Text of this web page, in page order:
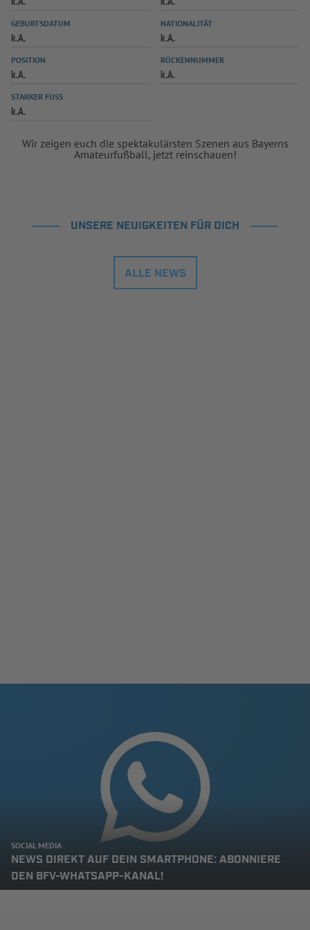
SPIELPLUS
GEBURTSDATUM
k.A.
NATIONALITÄT
k.A.
POSITION
k.A.
RÜCKENNUMMER
k.A.
STARKER FUSS
k.A.
Wir zeigen euch die spektakulärsten Szenen aus Bayerns
Amateurfußball, jetzt reinschauen!
UNSERE NEUIGKEITEN FÜR DICH
ALLE NEWS
SOCIAL MEDIA
NEWS DIREKT AUF DEIN SMARTPHONE: ABONNIERE
DEN BFV-WHATSAPP-KANAL!